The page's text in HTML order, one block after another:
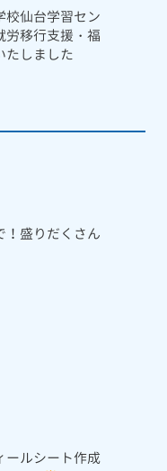
校仙台学習セン
労移行支援・福
たしました
！盛りだくさん
ールシート作成